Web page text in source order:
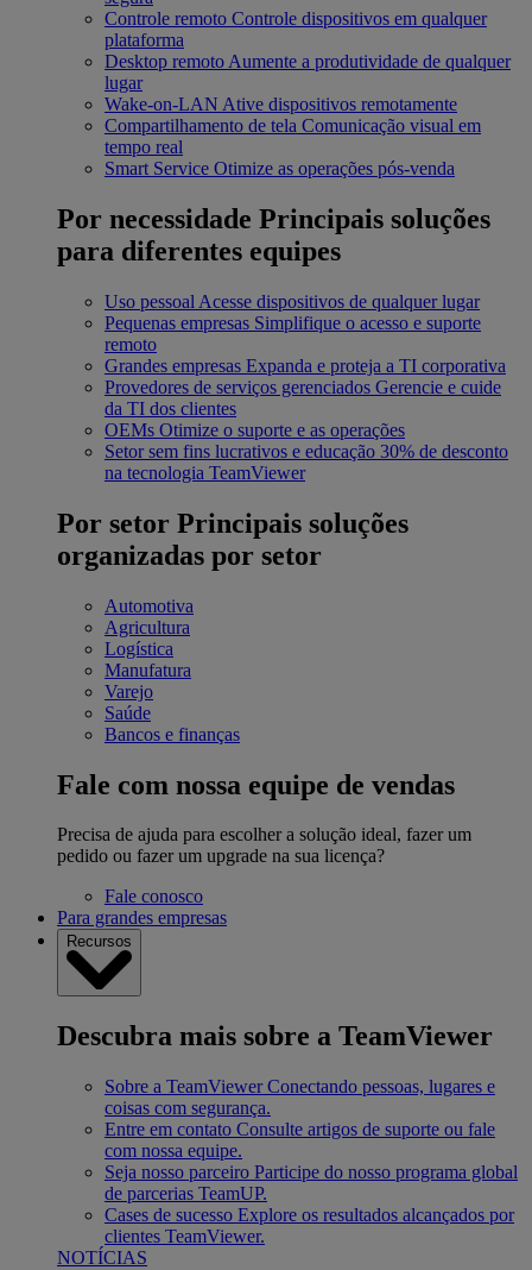
Controle remoto Controle dispositivos em qualquer
plataforma
Desktop remoto Aumente a produtividade de qualquer
lugar
Wake-on-LAN Ative dispositivos remotamente
Compartilhamento de tela Comunicação visual em
tempo real
Smart Service Otimize as operações pós-venda
Por necessidade Principais soluções
para diferentes equipes
Uso pessoal Acesse dispositivos de qualquer lugar
Pequenas empresas Simplifique o acesso e suporte
remoto
Grandes empresas Expanda e proteja a TI corporativa
Provedores de serviços gerenciados Gerencie e cuide
da TI dos clientes
OEMs Otimize o suporte e as operações
Setor sem fins lucrativos e educação 30% de desconto
na tecnologia TeamViewer
Por setor Principais soluções
organizadas por setor
Automotiva
Agricultura
Logística
Manufatura
Varejo
Saúde
Bancos e finanças
Fale com nossa equipe de vendas
Precisa de ajuda para escolher a solução ideal, fazer um
pedido ou fazer um upgrade na sua licença?
Fale conosco
Para grandes empresas
Recursos
Descubra mais sobre a TeamViewer
Sobre a TeamViewer Conectando pessoas, lugares e
coisas com segurança.
Entre em contato Consulte artigos de suporte ou fale
com nossa equipe.
Seja nosso parceiro Participe do nosso programa global
de parcerias TeamUP.
Cases de sucesso Explore os resultados alcançados por
clientes TeamViewer.
NOTÍCIAS